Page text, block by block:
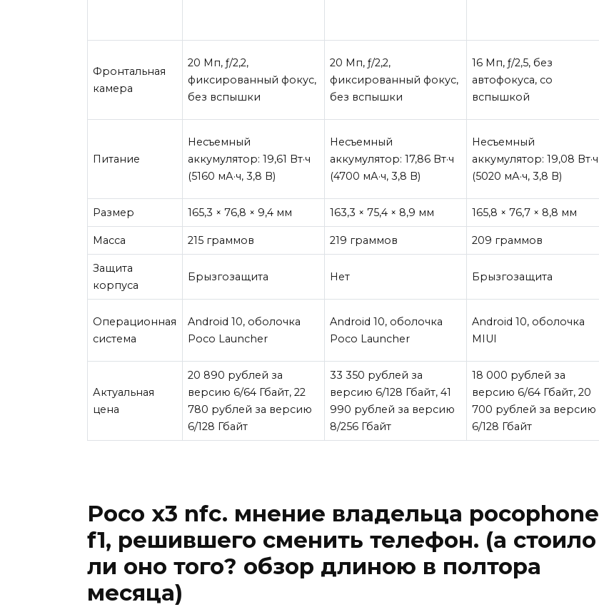
Фронтальная
камера
20 Мп, ƒ/2,2,
фиксированный фокус,
без вспышки
20 Мп, ƒ/2,2,
фиксированный фокус,
без вспышки
16 Мп, ƒ/2,5, без
автофокуса, со
вспышкой
Питание
Несъемный
аккумулятор: 19,61 Вт·ч
(5160 мА·ч, 3,8 В)
Несъемный
аккумулятор: 17,86 Вт·ч
(4700 мА·ч, 3,8 В)
Несъемный
аккумулятор: 19,08 Вт·ч
(5020 мА·ч, 3,8 В)
Размер 165,3 × 76,8 × 9,4 мм 163,3 × 75,4 × 8,9 мм 165,8 × 76,7 × 8,8 мм
Масса 215 граммов 219 граммов 209 граммов
Защита
корпуса
Брызгозащита Нет Брызгозащита
Операционная
система
Android 10, оболочка
Poco Launcher
Android 10, оболочка
Poco Launcher
Android 10, оболочка
MIUI
Актуальная
цена
20 890 рублей за
версию 6/64 Гбайт,22
780 рублей за версию
6/128 Гбайт
33 350 рублей за
версию 6/128 Гбайт,41
990 рублей за версию
8/256 Гбайт
18 000 рублей за
версию 6/64 Гбайт,20
700 рублей за версию
6/128 Гбайт
Poco x3 nfc. мнение владельца pocophone
f1, решившего сменить телефон. (а стоило
ли оно того? обзор длиною в полтора
месяца)